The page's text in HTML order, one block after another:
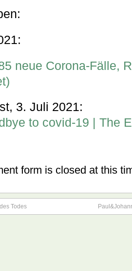
neue Corona-Fälle,
3. Juli 2021:
to covid-19 | The
form is closed at this
Todes